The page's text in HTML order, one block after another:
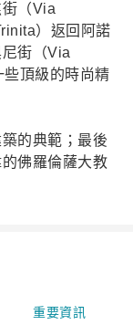
（Via
）返回阿諾
街（Via
頂級的時尚精
的典範；最後
佛羅倫薩大教
重要資訊